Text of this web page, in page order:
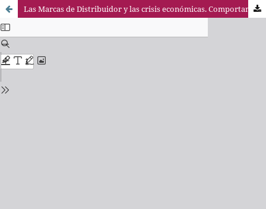
Las Marcas de Distribuidor y las crisis económicas. Comportamiento y retos de futuro